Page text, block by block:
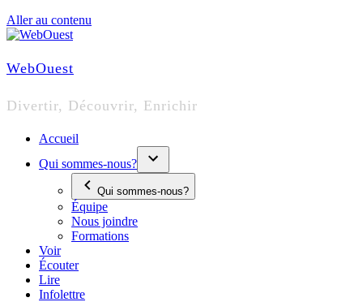
Aller au contenu
WebOuest
Divertir, Découvrir, Enrichir
Accueil
Qui sommes-nous?
Qui sommes-nous?
Équipe
Nous joindre
Formations
Voir
Écouter
Lire
Infolettre